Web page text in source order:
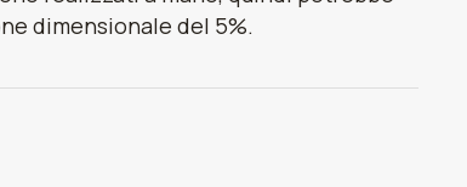
dimensionale del 5%.